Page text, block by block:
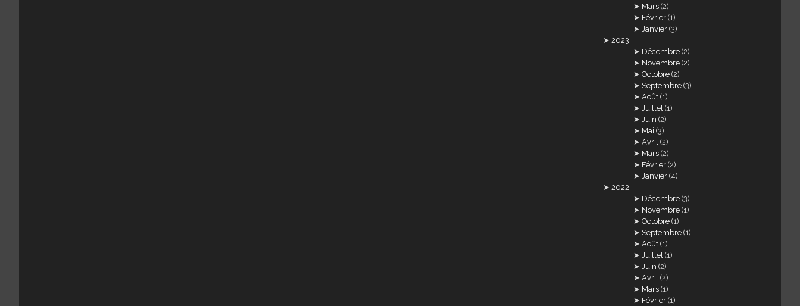
Mars (2)
Février (1)
Janvier (3)
2023
Décembre (2)
Novembre (2)
Octobre (2)
Septembre (3)
Août (1)
Juillet (1)
Juin (2)
Mai (3)
Avril (2)
Mars (2)
Février (2)
Janvier (4)
2022
Décembre (3)
Novembre (1)
Octobre (1)
Septembre (1)
Août (1)
Juillet (1)
Juin (2)
Avril (2)
Mars (1)
Février (1)